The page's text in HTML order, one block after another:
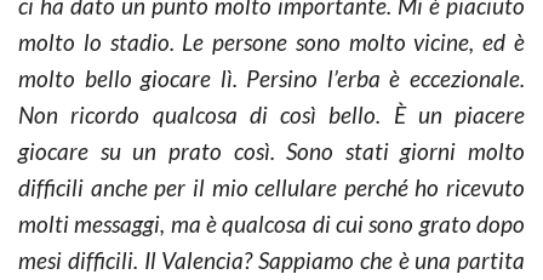
molto lo stadio. Le persone sono molto vicine, ed è
molto bello giocare lì. Persino l’erba è eccezionale.
Non ricordo qualcosa di così bello. È un piacere
giocare su un prato così. Sono stati giorni molto
difficili anche per il mio cellulare perché ho ricevuto
molti messaggi, ma è qualcosa di cui sono grato dopo
mesi difficili. Il Valencia? Sappiamo che è una partita